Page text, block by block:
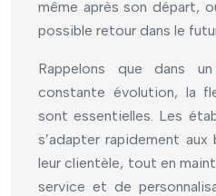
même après son départ,
possible retour dans le
Rappelons que dans
constante évolution, la
sont essentielles. Les
s’adapter rapidement
leur clientèle, tout en
service et de